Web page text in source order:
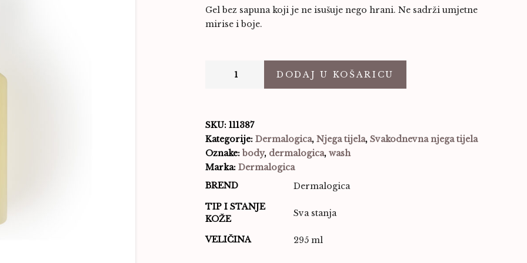
Gel bez sapuna koji je ne isušuje nego hrani. Ne sadrži umjetne
mirise i boje.
DODAJ U KOŠARICU
SKU: 111387
Kategorije: Dermalogica, Njega tijela, Svakodnevna njega tijela
Oznake:body, dermalogica, wash
Marka: Dermalogica
BREND
Dermalogica
TIP I STANJE
KOŽE
Sva stanja
VELIČINA 295 ml